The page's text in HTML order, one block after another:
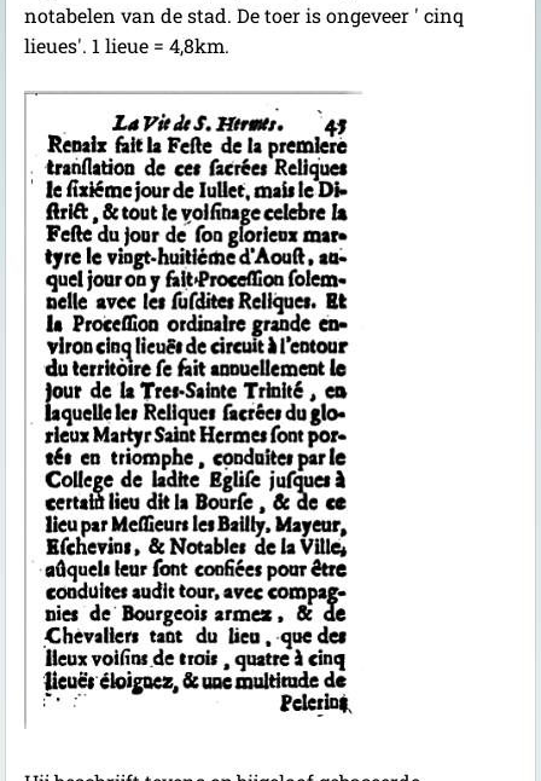
notabelen van de stad. De toer is ongeveer ' cinq
lieues'. 1 lieue = 4,8km.